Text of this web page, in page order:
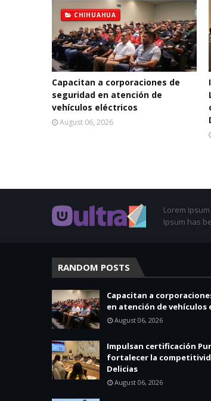
CHIHUAHUA
Capacitan a corporaciones de
seguridad en atención de
vehículos eléctricos
August 06, 2026
Lorem
Ipsum has
RANDOM POSTS
Capacitan a
en atención de vehículos
August 06, 2026
Impulsan certificación
fortalecer la
Delicias
August 06, 2026